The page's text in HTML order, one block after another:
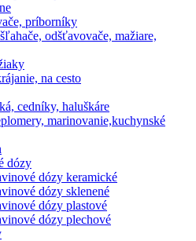
príborníky
odšťavovače, mažiare,
na cesto
cedníky, haluškáre
marinovanie,kuchynské
dózy
dózy keramické
dózy sklenené
dózy plastové
dózy plechové